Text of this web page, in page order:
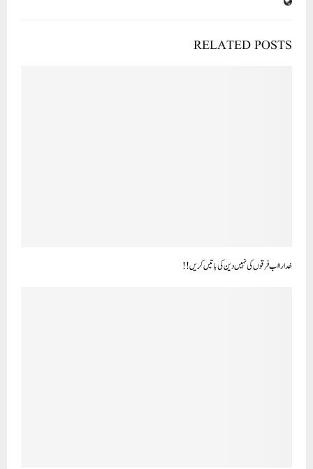
RELATED POSTS
خدارا اب فرقوں کی نہیں دین کی باتیں کریں !!